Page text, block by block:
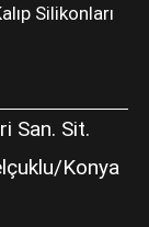
Silikonları
San. Sit.
Konya